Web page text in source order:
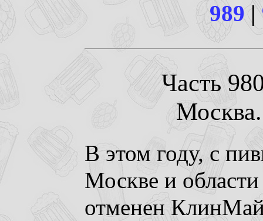
989|
Часть
В этом году, с
Москве и
отменен